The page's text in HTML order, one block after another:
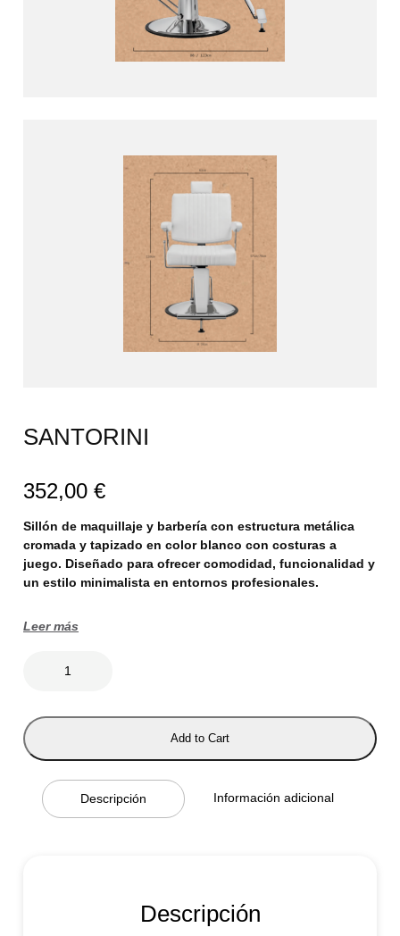
SANTORINI
352,00 €
Sillón de maquillaje y barbería con estructura metálica
cromada y tapizado en color blanco con costuras a
juego. Diseñado para ofrecer comodidad, funcionalidad y
un estilo minimalista en entornos profesionales.
Leer más
R
I
N
Add to Cart
Descripción Información adicional
Descripción